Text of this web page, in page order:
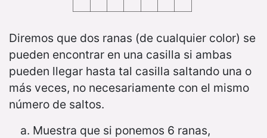
Diremos que dos ranas (de cualquier color) se
pueden encontrar en una casilla si ambas
pueden llegar hasta tal casilla saltando una o
más veces, no necesariamente con el mismo
número de saltos.
Muestra que si ponemos 6 ranas,